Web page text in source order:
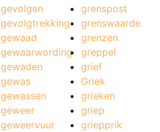
gevolgen
gevolgtrekking
gewaad
gewaarwording
gewaden
gewas
gewassen
geweer
geweervuur
grenspost
grenswaarde
grenzen
greppel
grief
Griek
grieken
griep
griepprik